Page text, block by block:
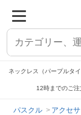
ネックレス（パープルタ
12時までのご注
パスクル アクセ